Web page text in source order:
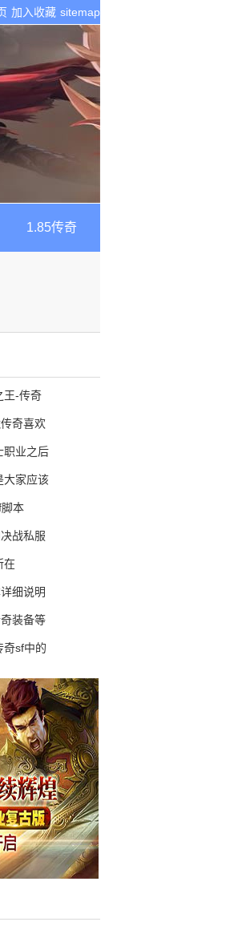
加入收藏 sitemap
1.85传奇
王-传奇
奇喜欢
职业之后
大家应该
本
战私服
在
细说明
装备等
奇sf中的